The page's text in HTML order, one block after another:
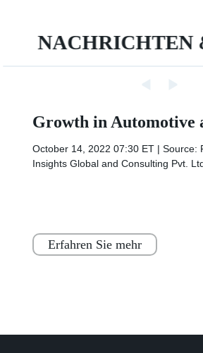
NACHRICHTEN
October 14, 2022 07:30 ET | Source:
Insights Global and Consulting Pvt.
Erfahren Sie mehr